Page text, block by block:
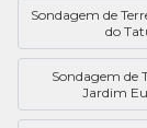
Sondagem de
do
Sondagem de
Jardim